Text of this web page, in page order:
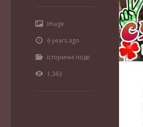
Image
6 years ago
Історичні події
1,363